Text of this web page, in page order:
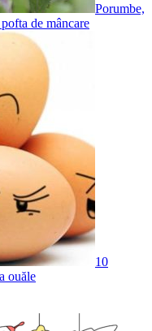
Porumbe,
de mâncare
10
ouăle